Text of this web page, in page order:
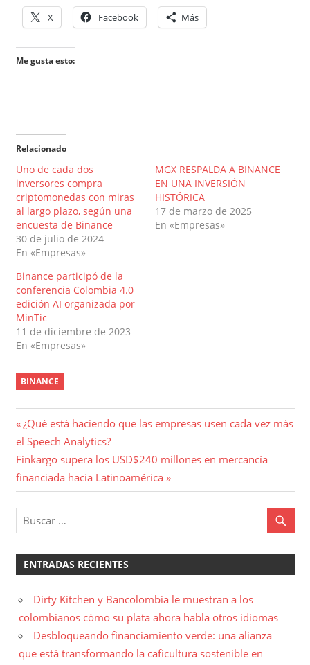
X Facebook Más
Me gusta esto:
Relacionado
Uno de cada dos
inversores compra
criptomonedas con miras
al largo plazo, según una
encuesta de Binance
30 de julio de 2024
En «Empresas»
MGX RESPALDA A BINANCE
EN UNA INVERSIÓN
HISTÓRICA
17 de marzo de 2025
En «Empresas»
Binance participó de la
conferencia Colombia 4.0
edición AI organizada por
MinTic
11 de diciembre de 2023
En «Empresas»
BINANCE
Navegación
de
entradas
Entrada
anterior:
¿Qué está haciendo que las empresas usen cada vez más
el Speech Analytics?
Entrada
siguiente:
Finkargo supera los USD$240 millones en mercancía
financiada hacia Latinoamérica
ENTRADAS RECIENTES
Dirty Kitchen y Bancolombia le muestran a los
colombianos cómo su plata ahora habla otros idiomas
Desbloqueando financiamiento verde: una alianza
que está transformando la caficultura sostenible en